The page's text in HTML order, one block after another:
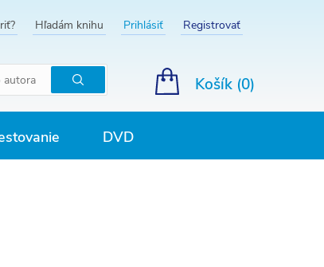
Hľadám knihu Prihlásiť Registrovať
Hľadať
Košík (0)
DVD